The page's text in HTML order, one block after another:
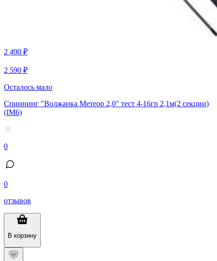
2 490 ₽
2 590 ₽
Осталось мало
Спиннинг "Волжанка Метеор 2,0" тест 4-16гр 2,1м(2 секции)
(IM6)
0
0
отзывов
В корзину